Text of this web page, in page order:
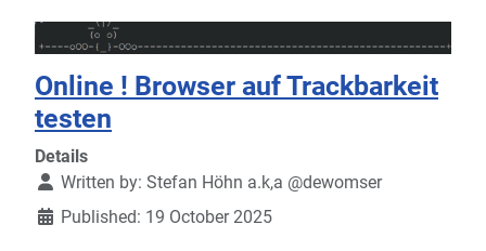
Online ! Browser auf Trackbarkeit
testen
Details
Written by: Stefan Höhn a.k,a @dewomser
Published: 19 October 2025